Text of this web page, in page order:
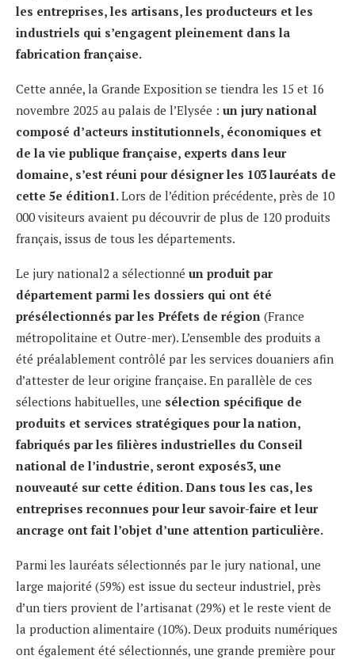
les entreprises, les artisans, les producteurs et les
industriels qui s’engagent pleinement dans la
fabrication française.
Cette année, la Grande Exposition se tiendra les 15 et 16
novembre 2025 au palais de l’Elysée : un jury national
composé d’acteurs institutionnels, économiques et
de la vie publique française, experts dans leur
domaine, s’est réuni pour désigner les 103 lauréats de
cette 5e édition1.Lors de l’édition précédente, près de 10
000 visiteurs avaient pu découvrir de plus de 120 produits
français, issus de tous les départements.
Le jury national2 a sélectionné un produit par
département parmi les dossiers qui ont été
présélectionnés par les Préfets de région (France
métropolitaine et Outre-mer). L’ensemble des produits a
été préalablement contrôlé par les services douaniers afin
d’attester de leur origine française. En parallèle de ces
sélections habituelles, une sélection spécifique de
produits et services stratégiques pour la nation,
fabriqués par les filières industrielles du Conseil
national de l’industrie, seront exposés3, une
nouveauté sur cette édition. Dans tous les cas, les
entreprises reconnues pour leur savoir-faire et leur
ancrage ont fait l’objet d’une attention particulière.
Parmi les lauréats sélectionnés par le jury national, une
large majorité (59%) est issue du secteur industriel, près
d’un tiers provient de l’artisanat (29%) et le reste vient de
la production alimentaire (10%). Deux produits numériques
ont également été sélectionnés, une grande première pour